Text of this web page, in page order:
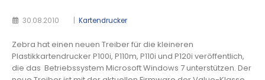
30.08.2010 Kartendrucker
Zebra hat einen neuen Treiber für die kleineren
PlastikkartendruckerP100i, P110m, P110i und P120i veröffentlich,
die das Betriebssystem Microsoft Windows 7 unterstützen. Der